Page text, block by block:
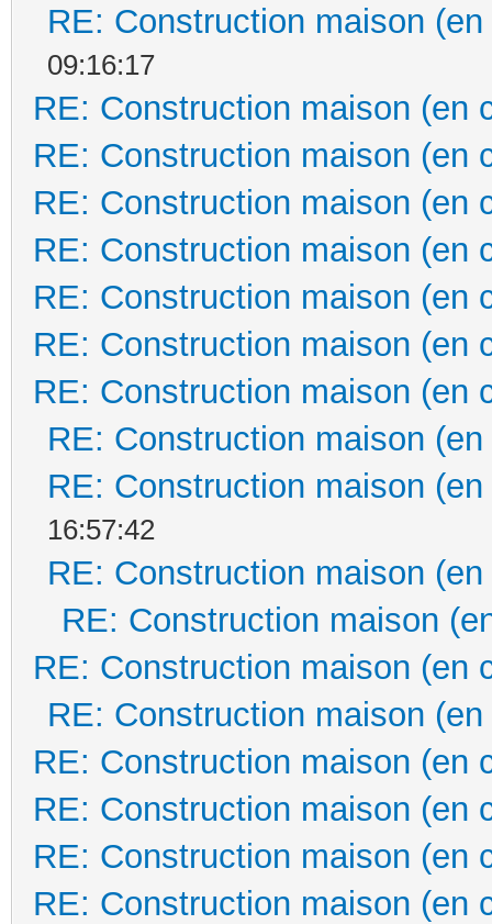
RE: Construction maison
09:16:17
RE: Construction maison (en
RE: Construction maison (en
RE: Construction maison (en
RE: Construction maison (en
RE: Construction maison (en
RE: Construction maison (en
RE: Construction maison (en
RE: Construction maison
RE: Construction maison
16:57:42
RE: Construction maison
RE: Construction maison
RE: Construction maison (en
RE: Construction maison
RE: Construction maison (en
RE: Construction maison (en
RE: Construction maison (en
RE: Construction maison (en